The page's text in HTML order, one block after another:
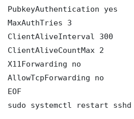
PubkeyAuthentication yes
MaxAuthTries 3
ClientAliveInterval 300
ClientAliveCountMax 2
X11Forwarding no
AllowTcpForwarding no
EOF
sudo systemctl restart sshd